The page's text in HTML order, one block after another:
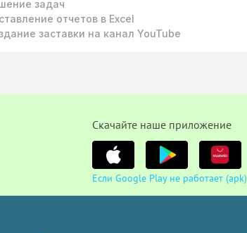
задач
отчетов в Excel
заставки на канал YouTube
Cкачайте наше приложение
Если Google Play не работает (apk)